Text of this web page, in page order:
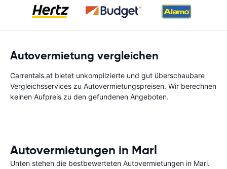
Autovermietung vergleichen
Carrentals.at bietet unkomplizierte und gut überschaubare
Vergleichsservices zu Autovermietungspreisen. Wir berechnen
keinen Aufpreis zu den gefundenen Angeboten.
Autovermietungen in Marl
Unten stehen die bestbewerteten Autovermietungen in Marl.